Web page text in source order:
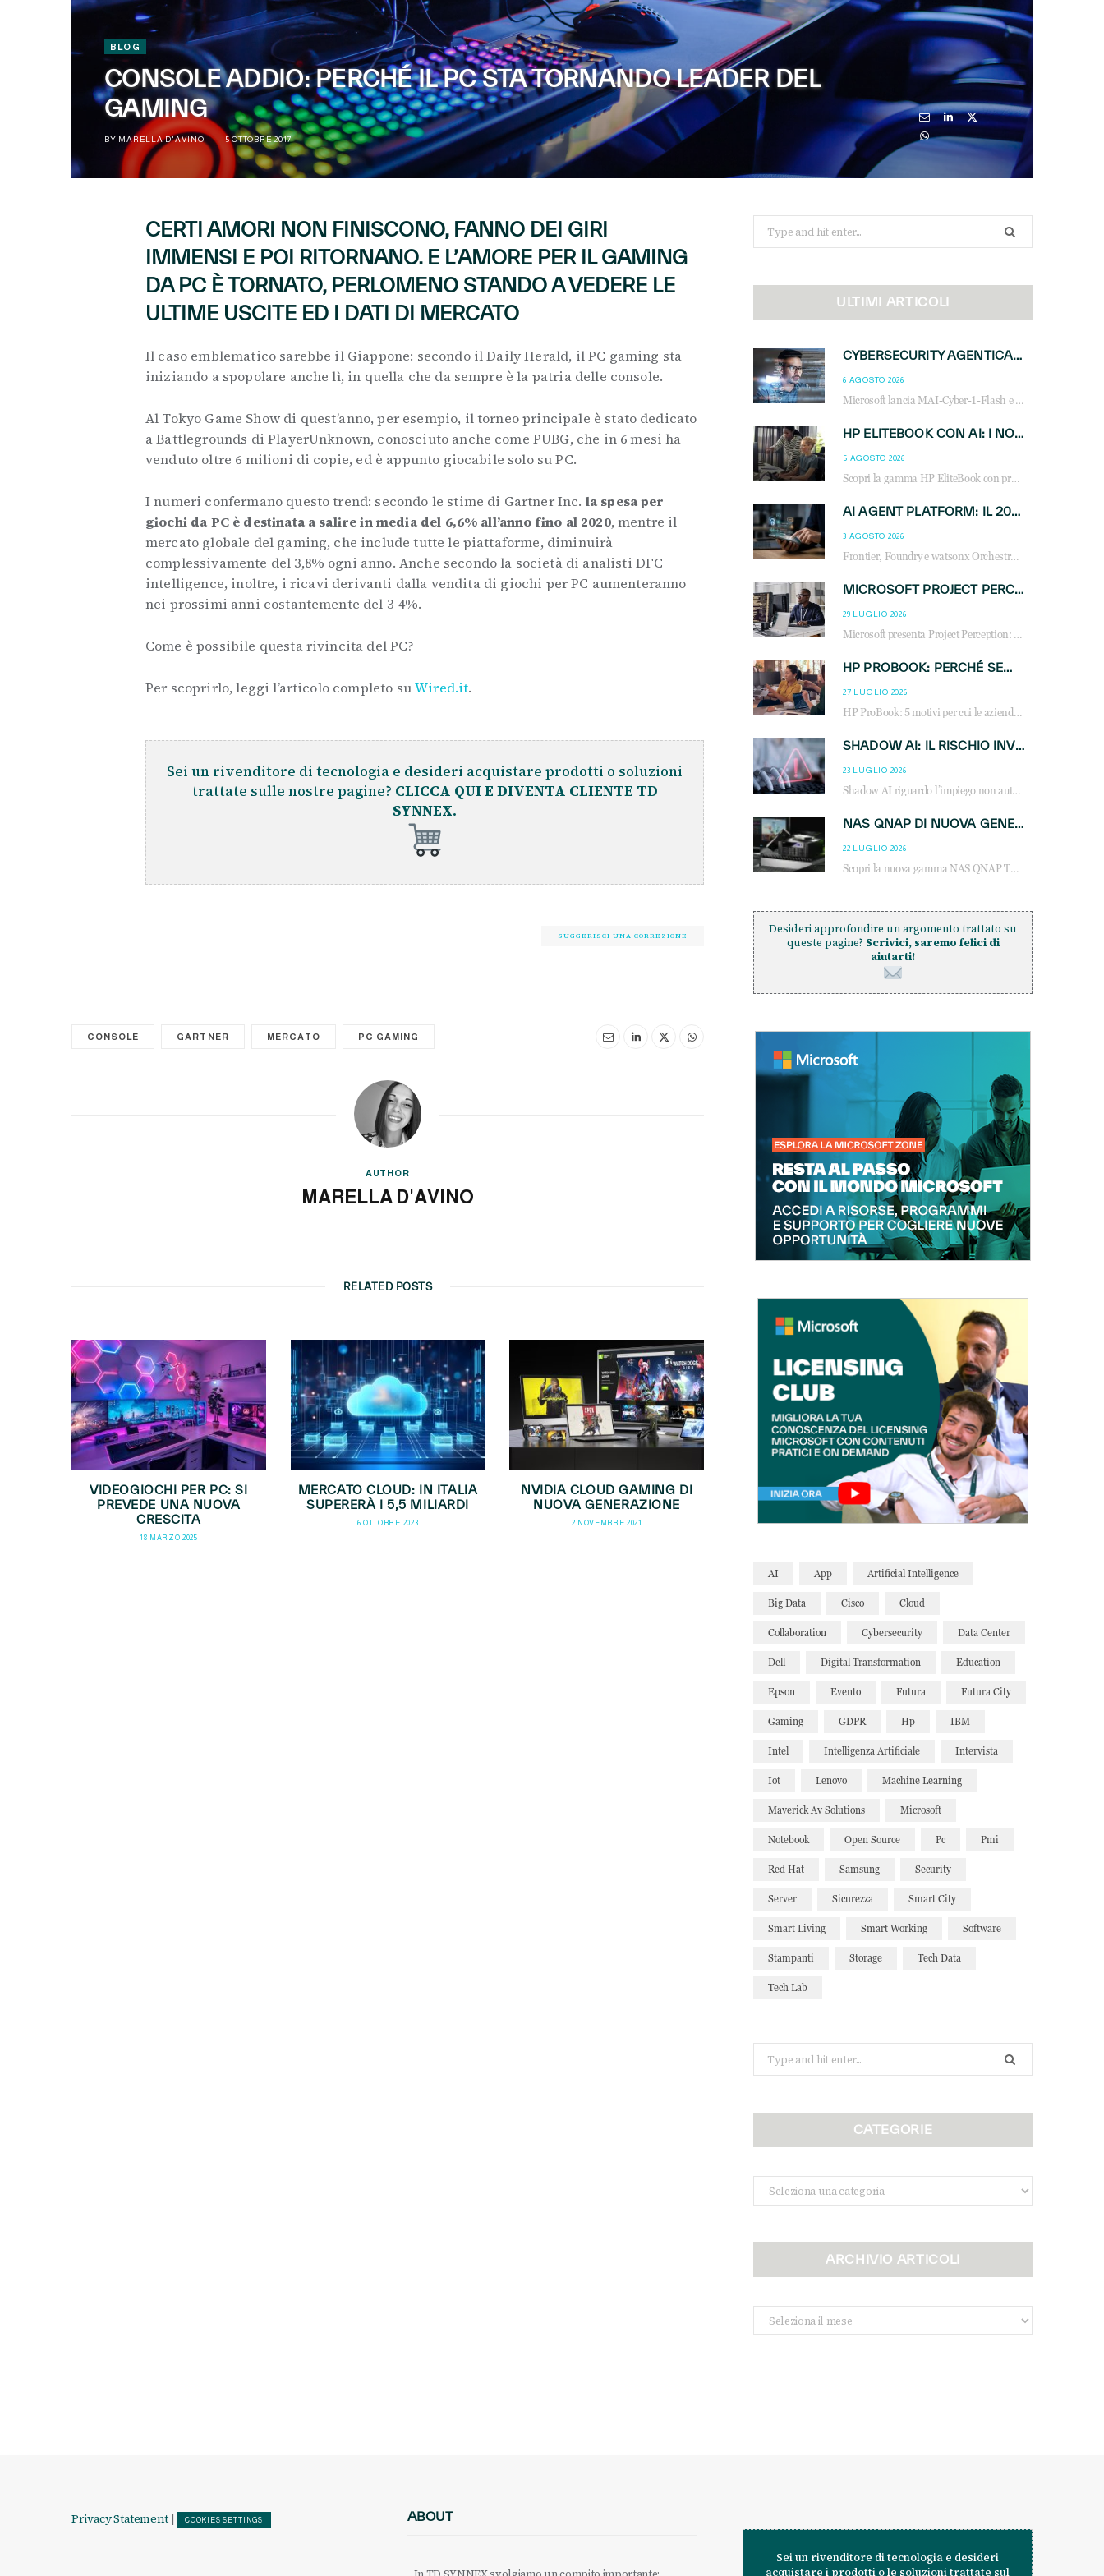
BLOG
CONSOLE ADDIO: PERCHÉ IL PC STA TORNANDO LEADER DEL
GAMING
BY MARELLA D'AVINO 5 OTTOBRE 2017
CERTI AMORI NON FINISCONO, FANNO DEI GIRI
IMMENSI E POI RITORNANO. E L’AMORE PER IL GAMING
DA PC È TORNATO, PERLOMENO STANDO A VEDERE LE
ULTIME USCITE ED I DATI DI MERCATO
Il caso emblematico sarebbe il Giappone: secondo il Daily Herald, il PC gaming sta
iniziando a spopolare anche lì, in quella che da sempre è la patria delle console.
Al Tokyo Game Show di quest’anno, per esempio, il torneo principale è stato dedicato
a Battlegrounds di PlayerUnknown, conosciuto anche come PUBG, che in 6 mesi ha
venduto oltre 6 milioni di copie, ed è appunto giocabile solo su PC.
I numeri confermano questo trend: secondo le stime di Gartner Inc. la spesa per
giochi da PC è destinata a salire in media del 6,6% all’anno fino al 2020, mentre il
mercato globale del gaming, che include tutte le piattaforme, diminuirà
complessivamente del 3,8% ogni anno. Anche secondo la società di analisti DFC
intelligence, inoltre, i ricavi derivanti dalla vendita di giochi per PC aumenteranno
nei prossimi anni costantemente del 3-4%.
Come è possibile questa rivincita del PC?
Per scoprirlo, leggi l’articolo completo suWired.it.
Sei un rivenditore di tecnologia e desideri acquistare prodotti o soluzioni
trattate sulle nostre pagine? CLICCA QUI E DIVENTA CLIENTE TD
SYNNEX.
SUGGERISCI UNA CORREZIONE
CONSOLE GARTNER MERCATO PC GAMING
AUTHOR
MARELLA D'AVINO
RELATED POSTS
VIDEOGIOCHI PER PC: SI
PREVEDE UNA NUOVA
CRESCITA
18 MARZO 2025
MERCATO CLOUD: IN ITALIA
SUPERERÀ I 5,5 MILIARDI
6 OTTOBRE 2023
NVIDIA CLOUD GAMING DI
NUOVA GENERAZIONE
2 NOVEMBRE 2021
for:
ULTIMI ARTICOLI
CYBERSECURITY AGENTICA: CON PERCEPTION E MAI-CYBER-1-FLASH MICROSOFT APRE NUOVI SERVIZI PER IL CANALE
6 AGOSTO 2026
Microsoft lancia MAI-Cyber-1-Flash e Perception: cybersecurity agentica in preview dal 3 novembre. Cosa cambia per MSP, system integrator e reseller.
HP ELITEBOOK CON AI: I NOTEBOOK BUSINESS INTELLIGENTI CHE TRASFORMANO PRODUTTIVITÀ, SICUREZZA E LAVORO IBRIDO
5 AGOSTO 2026
Scopri la gamma HP EliteBook con processori Intel® Core™ Ultra e AMD Ryzen™ AI. Notebook business progettati per aumentare la produttività, migliorare la collaborazione e garantire sicurezza avanzata in ufficio e in mobilità.
AI AGENT PLATFORM: IL 2026 È L’ANNO DEL «SISTEMA OPERATIVO» PER GLI AGENTI AZIENDALI
3 AGOSTO 2026
Frontier, Foundry e watsonx Orchestrate: la guerra delle piattaforme AI agent ridisegna il mercato IT. Cosa cambia per reseller, MSP e system integrator.
MICROSOFT PROJECT PERCEPTION: COME GLI AGENTI AI CAMBIERANNO SOC, CYBERSECURITY E SERVIZI MSP
29 LUGLIO 2026
Microsoft presenta Project Perception: scopri come gli agenti AI possono trasformare cybersecurity, SOC e servizi gestiti degli MSP.
HP PROBOOK: PERCHÉ SEMPRE PIÙ AZIENDE SCELGONO NOTEBOOK PROGETTATI PER IL LAVORO MODERNO
27 LUGLIO 2026
HP ProBook: 5 motivi per cui le aziende scelgono i notebook business HP per migliorare produttività, sicurezza e gestione dell’AI.
SHADOW AI: IL RISCHIO INVISIBILE CHE LE AZIENDE POSSONO GOVERNARE
23 LUGLIO 2026
Shadow AI riguardo l’impiego non autorizzato di sistemi AI all’interno dell’azienda. E’ una pratica che si diffonde a partire dai dipendenti fino ai dirigenti e mette a repentaglio la cybersecurity, con costi più elevati per le organizzazioni. Due recenti report illustrano il fenomeno e forniscono dati in merito
NAS QNAP DI NUOVA GENERAZIONE: PIÙ PRESTAZIONI, SCALABILITÀ E PROTEZIONE DEI DATI PER LE INFRASTRUTTURE IT MODERNE
22 LUGLIO 2026
Scopri la nuova gamma NAS QNAP TS-h1465U-RP, TS-h1065eU e TS-h665U: storage aziendale con ZFS, DDR5, E1.S NVMe e connettività 2.5GbE per backup, virtualizzazione e cybersecurity.
Desideri approfondire un argomento trattato su
queste pagine? Scrivici, saremo felici di
aiutarti!
AI App Artificial Intelligence
Big Data Cisco Cloud
Collaboration Cybersecurity Data Center
Dell Digital Transformation Education
Epson Evento Futura Futura City
Gaming GDPR Hp IBM
Intel Intelligenza Artificiale Intervista
Iot Lenovo Machine Learning
Maverick Av Solutions Microsoft
Notebook Open Source Pc Pmi
Red Hat Samsung Security
Server Sicurezza Smart City
Smart Living Smart Working Software
Stampanti Storage Tech Data
Tech Lab
for:
CATEGORIE
Categorie
ARCHIVIO ARTICOLI
Archivio
Articoli
Privacy Statement | COOKIES SETTINGS ABOUT
Sei un rivenditore di tecnologia e desideri
acquistare i prodotti o le soluzioni trattate sul